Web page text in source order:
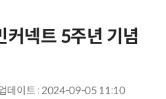
커넥트 5주년 기념
데이트 : 2024-09-05 11:10